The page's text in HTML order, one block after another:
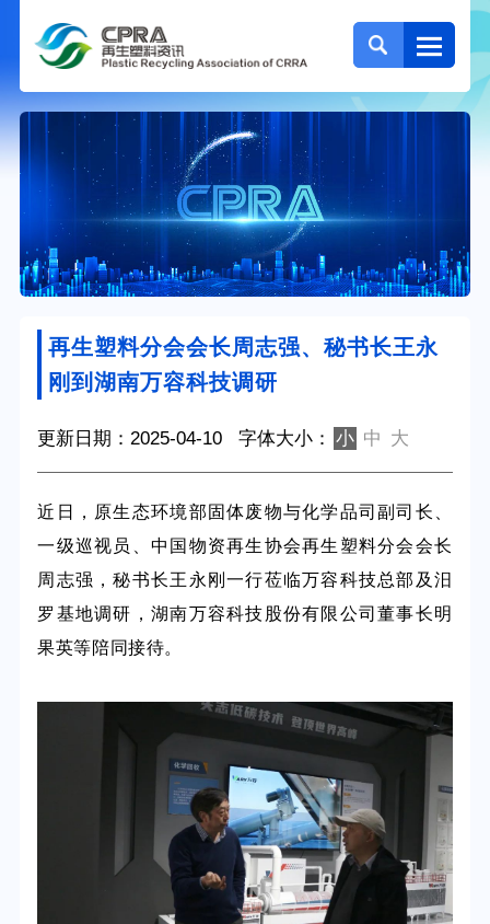
再生塑料分会会长周志强、秘书长王永
刚到湖南万容科技调研
更新日期：2025-04-10 字体大小： 小 中 大
近日，原生态环境部固体废物与化学品司副司长、
一级巡视员、中国物资再生协会再生塑料分会会长
周志强，秘书长王永刚一行莅临万容科技总部及汨
罗基地调研，湖南万容科技股份有限公司董事长明
果英等陪同接待。